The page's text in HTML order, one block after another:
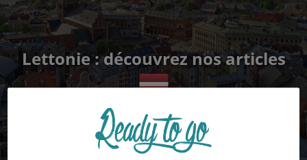
Lettonie : découvrez nos articles